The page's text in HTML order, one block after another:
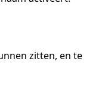
zitten, en te